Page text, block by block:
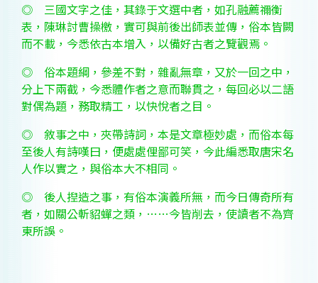
◎
三國文字之佳，其錄于文選中者，如孔融薦禰衡
表，陳琳討曹操檄，實可與前後出師表並傳，俗本皆闕
而不載，今悉依古本增入，以備好古者之覽觀焉。
◎
俗本題綱，參差不對，雜亂無章，又於一回之中，
分上下兩截，今悉體作者之意而聯貫之，每回必以二語
對偶為題，務取精工，以快悅者之目。
◎
敘事之中，夾帶詩詞，本是文章極妙處，而俗本每
至後人有詩嘆曰，便處處俚鄙可笑，今此編悉取唐宋名
人作以實之，與俗本大不相同。
◎
後人揑造之事，有俗本演義所無，而今日傳奇所有
者，如關公斬貂蟬之類，……今皆削去，使讀者不為齊
東所誤。